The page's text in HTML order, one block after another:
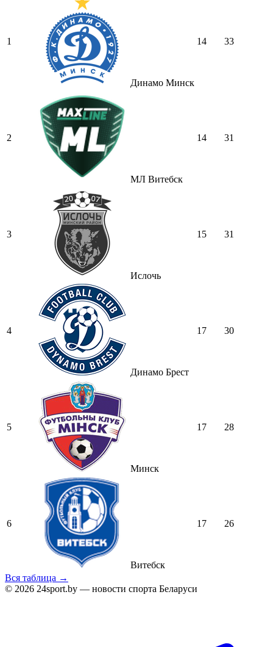
1
Динамо Минск
14 33
2
МЛ Витебск
14 31
3
Ислочь
15 31
4
Динамо Брест
17 30
5
Минск
17 28
6
Витебск
17 26
Вся таблица →
© 2026 24sport.by — новости спорта Беларуси